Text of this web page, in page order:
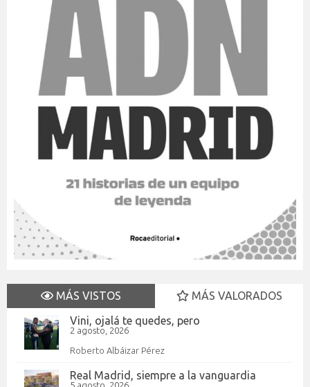
MÁS VISTOS
MÁS VALORADOS
Vini, ojalá te quedes, pero
2 agosto, 2026
Roberto Albáizar Pérez
Real Madrid, siempre a la vanguardia
5 agosto, 2026